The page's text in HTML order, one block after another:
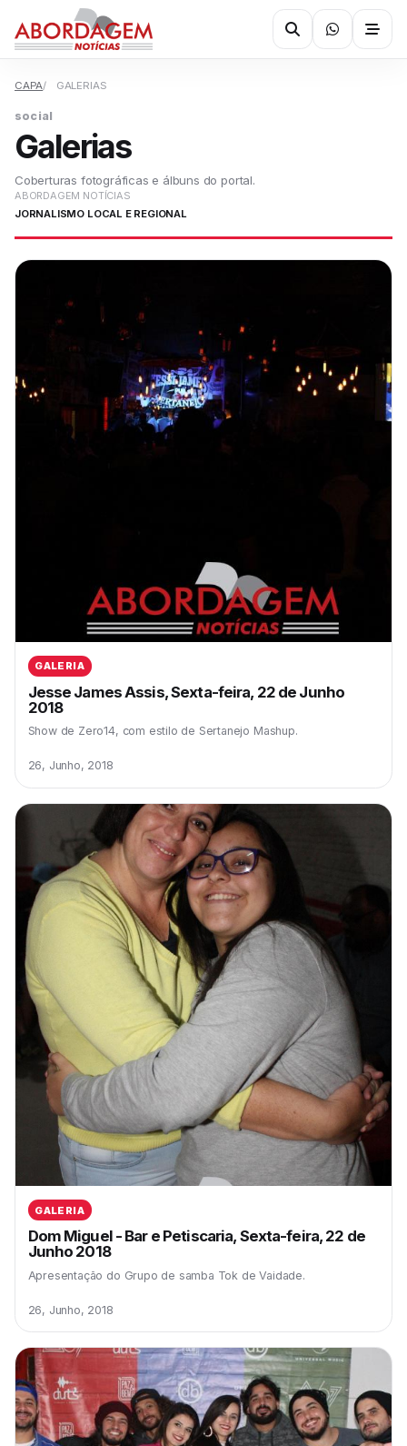
CAPA GALERIAS
social
Galerias
Coberturas fotográficas e álbuns do portal.
ABORDAGEM NOTÍCIAS
JORNALISMO LOCAL E REGIONAL
GALERIA
Jesse James Assis, Sexta-feira, 22 de Junho
2018
Show de Zero14, com estilo de Sertanejo Mashup.
26, Junho, 2018
GALERIA
Dom Miguel - Bar e Petiscaria, Sexta-feira, 22 de
Junho 2018
Apresentação do Grupo de samba Tok de Vaidade.
26, Junho, 2018